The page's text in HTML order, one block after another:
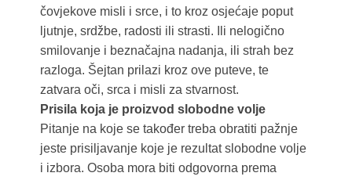
čovjekove misli i srce, i to kroz osjećaje poput
ljutnje, srdžbe, radosti ili strasti. Ili nelogično
smilovanje i beznačajna nadanja, ili strah bez
razloga. Šejtan prilazi kroz ove puteve, te
zatvara oči, srca i misli za stvarnost.
Prisila koja je proizvod slobodne volje
Pitanje na koje se također treba obratiti pažnje
jeste prisiljavanje koje je rezultat slobodne volje
i izbora. Osoba mora biti odgovorna prema